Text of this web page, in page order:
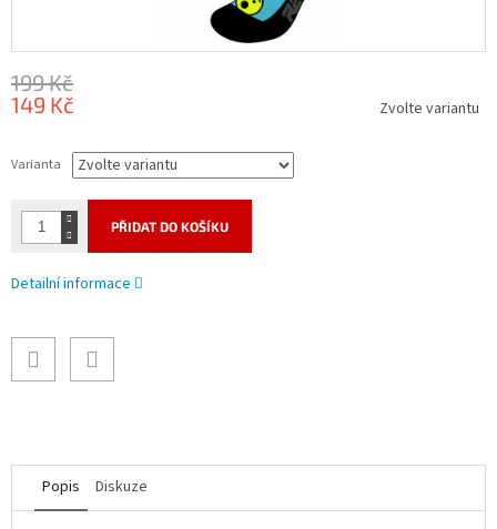
199 Kč
149 Kč
cena:
Zvolte variantu
Varianta
PŘIDAT DO KOŠÍKU
Detailní informace
Popis Diskuze